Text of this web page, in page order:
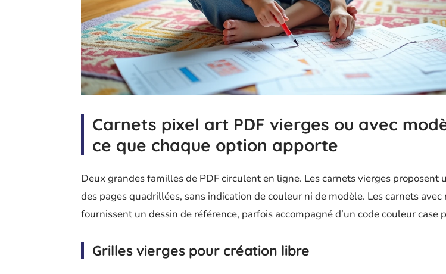
Carnets pixel art PDF vierges ou avec
ce que chaque option apporte
Deux grandes familles de PDF circulent en ligne. Les carnets vierges proposent
des pages quadrillées, sans indication de couleur ni de modèle. Les carnets avec
fournissent un dessin de référence, parfois accompagné d’un code couleur case
Grilles vierges pour création libre